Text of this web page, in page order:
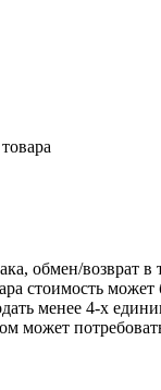
обмен/возврат
стоимость
менее 4-х
может